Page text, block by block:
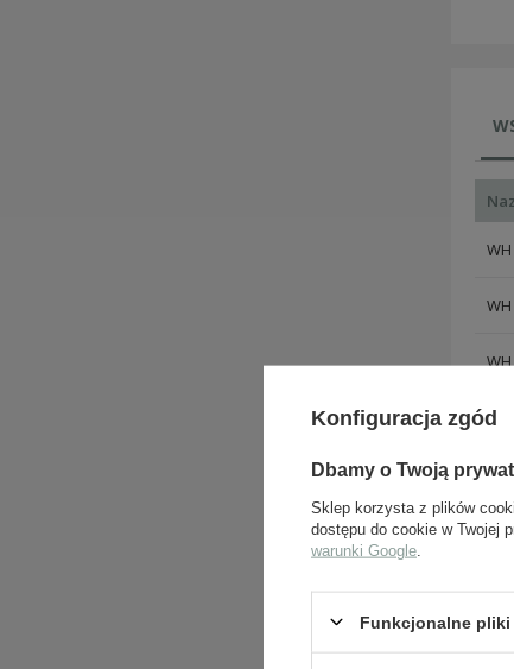
Konfiguracja zgód
Dbamy o Twoją
Sklep korzysta z plików
dostępu do cookie w Twojej
warunki Google
Funkcjonalne pliki